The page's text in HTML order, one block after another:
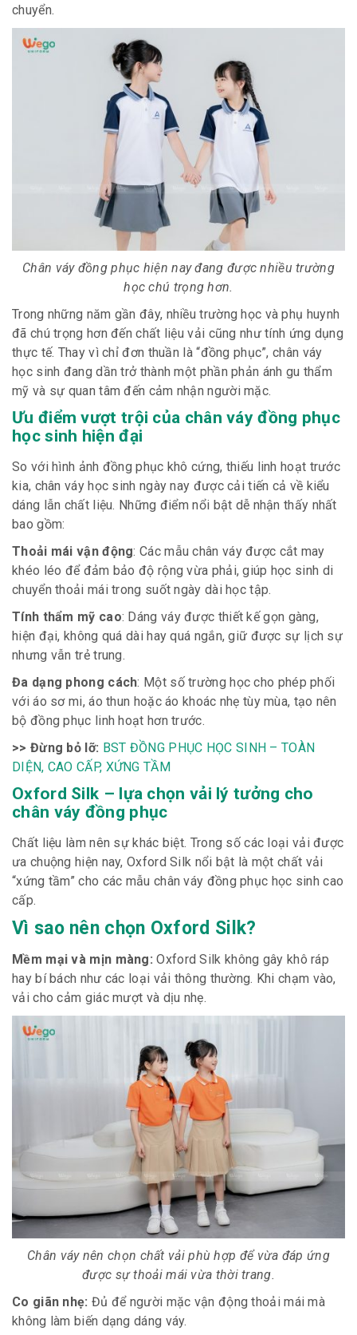
chuyển.
Chân váy đồng phục hiện nay đang được nhiều trường
học chú trọng hơn.
Trong những năm gần đây, nhiều trường học và phụ huynh
đã chú trọng hơn đến chất liệu vải cũng như tính ứng dụng
thực tế. Thay vì chỉ đơn thuần là “đồng phục”, chân váy
học sinh đang dần trở thành một phần phản ánh gu thẩm
mỹ và sự quan tâm đến cảm nhận người mặc.
Ưu điểm vượt trội của chân váy đồng phục
học sinh hiện đại
So với hình ảnh đồng phục khô cứng, thiếu linh hoạt trước
kia, chân váy học sinh ngày nay được cải tiến cả về kiểu
dáng lẫn chất liệu. Những điểm nổi bật dễ nhận thấy nhất
bao gồm:
Thoải mái vận động: Các mẫu chân váy được cắt may
khéo léo để đảm bảo độ rộng vừa phải, giúp học sinh di
chuyển thoải mái trong suốt ngày dài học tập.
Tính thẩm mỹ cao: Dáng váy được thiết kế gọn gàng,
hiện đại, không quá dài hay quá ngắn, giữ được sự lịch sự
nhưng vẫn trẻ trung.
Đa dạng phong cách: Một số trường học cho phép phối
với áo sơ mi, áo thun hoặc áo khoác nhẹ tùy mùa, tạo nên
bộ đồng phục linh hoạt hơn trước.
>> Đừng bỏ lỡ: BST ĐỒNG PHỤC HỌC SINH – TOÀN
DIỆN, CAO CẤP, XỨNG TẦM
Oxford Silk – lựa chọn vải lý tưởng cho
chân váy đồng phục
Chất liệu làm nên sự khác biệt. Trong số các loại vải được
ưa chuộng hiện nay, Oxford Silk nổi bật là một chất vải
“xứng tầm” cho các mẫu chân váy đồng phục học sinh cao
cấp.
Vì sao nên chọn Oxford Silk?
Mềm mại và mịn màng: Oxford Silk không gây khô ráp
hay bí bách như các loại vải thông thường. Khi chạm vào,
vải cho cảm giác mượt và dịu nhẹ.
Chân váy nên chọn chất vải phù hợp để vừa đáp ứng
được sự thoải mái vừa thời trang.
Co giãn nhẹ: Đủ để người mặc vận động thoải mái mà
không làm biến dạng dáng váy.